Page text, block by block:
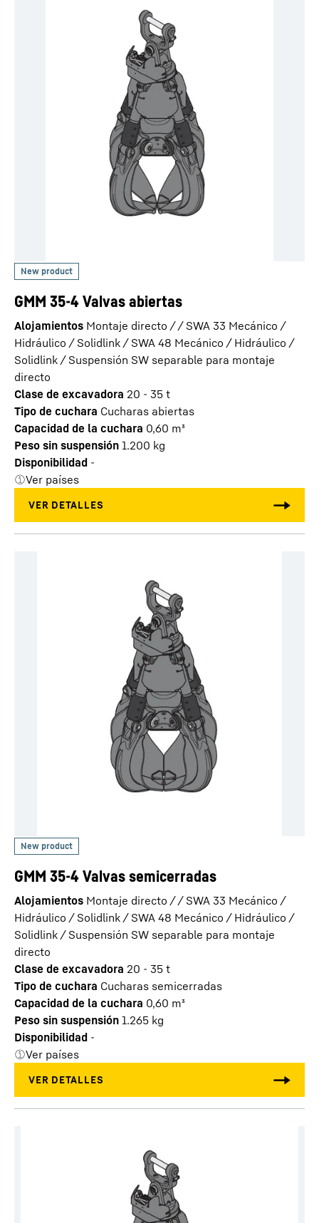
GMM 35-4 Valvas abiertas
Alojamientos Montaje directo / / SWA 33 Mecánico /
Hidráulico / Solidlink / SWA 48 Mecánico / Hidráulico /
Solidlink / Suspensión SW separable para montaje
directo
Clase de excavadora 20 - 35 t
Tipo de cuchara Cucharas abiertas
Capacidad de la cuchara 0,60 m³
Peso sin suspensión 1.200 kg
Disponibilidad -
Ver países
GMM 35-4 Valvas semicerradas
Alojamientos Montaje directo / / SWA 33 Mecánico /
Hidráulico / Solidlink / SWA 48 Mecánico / Hidráulico /
Solidlink / Suspensión SW separable para montaje
directo
Clase de excavadora 20 - 35 t
Tipo de cuchara Cucharas semicerradas
Capacidad de la cuchara 0,60 m³
Peso sin suspensión 1.265 kg
Disponibilidad -
Ver países